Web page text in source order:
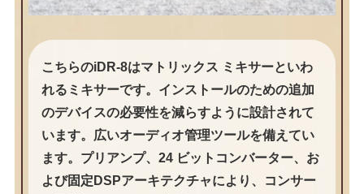
こちらのiDR-8はマトリックス ミキサーといわ
れるミキサーです。インストールのための追加
のデバイスの必要性を減らすように設計されて
います。広いオーディオ管理ツールを備えてい
ます。プリアンプ、24 ビットコンバーター、お
よび固定DSPアーキテクチャにより、コンサー